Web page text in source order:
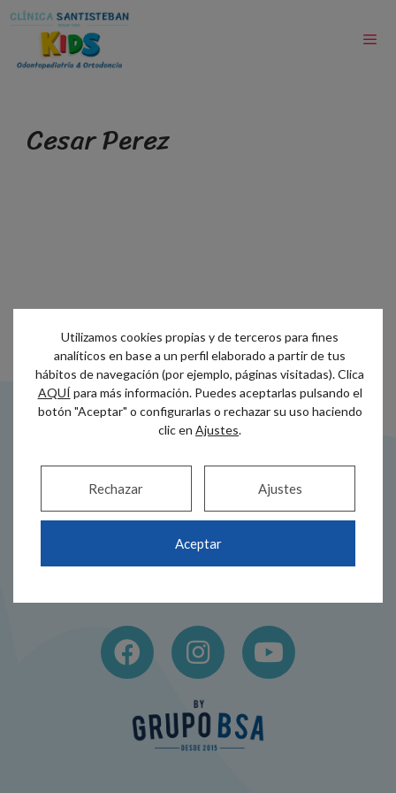
Cesar Perez
Dirección
Alameda Recalde
48011 Bilbao
Teléfono
Utilizamos cookies propias y de terceros para fines
analíticos en base a un perfil elaborado a partir de tus
hábitos de navegación (por ejemplo, páginas visitadas). Clica
AQUÍpara más información. Puedes aceptarlas pulsando el
botón "Aceptar" o configurarlas o rechazar su uso haciendo
clic en Ajustes.
Aceptar
Rechazar Ajustes